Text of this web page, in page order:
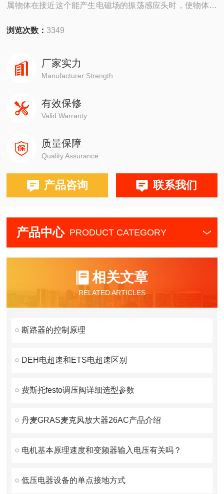
属物体在接近这个能产生电磁场的振荡感应头时，使物体内
浏览次数：3349
厂家实力
Manufacturer Strength
有效保修
Valid Warranty
质量保障
Quality Assurance
产品咨询 联系我们
产品中心 PRODUCT CATEGORY
相关文章
RELATED ARTICLES
断路器的控制原理
DEH电超速和ETS电超速区别
费斯托festo调压阀详细选型参数
丹麦GRAS麦克风放大器26AC产品介绍
电机基本原理速度和变频器输入电压有关吗？
低压电器设备的单点接地方式